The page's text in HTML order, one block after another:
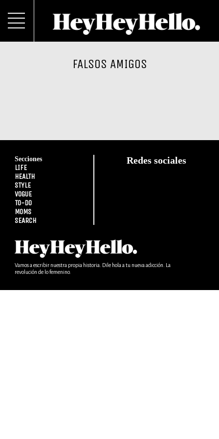
FALSOS AMIGOS
Secciones
LIFE
HEALTH
STYLE
VOGUE
TO-DO
MOMS
SEARCH
Redes sociales
Vamos a escribir nuestra propia historia. Dile hola a tu nueva adicción. La
revolución de lo femenino.